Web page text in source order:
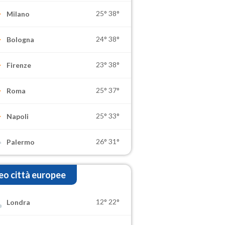
Milano 25° 38°
Bologna 24° 38°
Firenze 23° 38°
Roma 25° 37°
Napoli 25° 33°
Palermo 26° 31°
città europee
Londra 12° 22°